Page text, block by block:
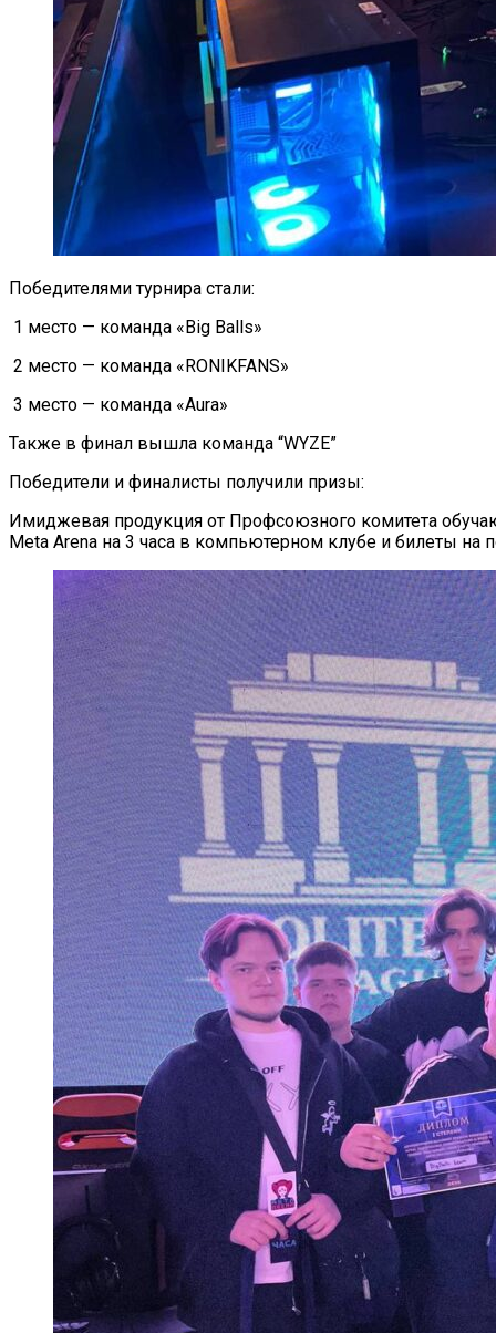
Победителями турнира стали:
1 место — команда «Big Balls»
2 место — команда «RONIKFANS»
3 место — команда «Aura»
Также в финал вышла команда “WYZE”
Победители и финалисты получили призы:
Имиджевая продукция от Профсоюзного комитета
Meta Arena на 3 часа в компьютерном клубе и билеты на